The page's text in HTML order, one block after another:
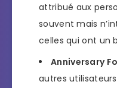
attribué aux
souvent mais
celles qui ont un
Anniversary
autres